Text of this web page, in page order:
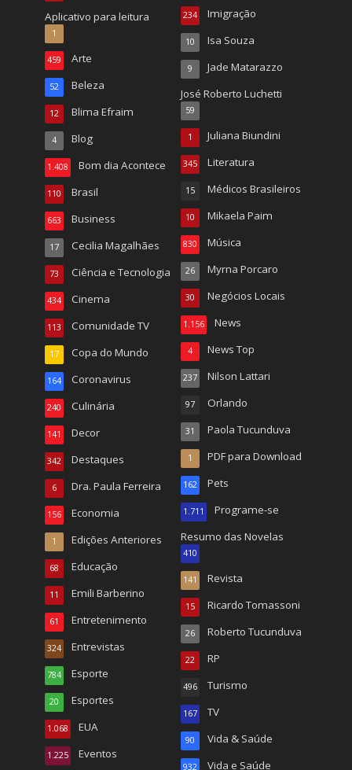
Aplicativo para leitura
1
Arte
459
Beleza
52
Blima Efraim
12
Blog
4
Bom dia Acontece
1.408
Brasil
110
Business
663
Cecilia Magalhães
17
Ciência e Tecnologia
73
Cinema
434
Comunidade TV
113
Copa do Mundo
17
Coronavirus
164
Culinária
240
Decor
141
Destaques
342
Dra. Paula Ferreira
6
Economia
156
Edições Anteriores
1
Educação
68
Emili Barberino
11
Entretenimento
61
Entrevistas
324
Esporte
784
Esportes
20
EUA
1.068
Eventos
1.225
Imigração
234
Isa Souza
10
Jade Matarazzo
9
José Roberto Luchetti
59
Juliana Biundini
1
Literatura
345
Médicos Brasileiros
15
Mikaela Paim
10
Música
830
Myrna Porcaro
26
Negócios Locais
30
News
1.156
News Top
4
Nilson Lattari
237
Orlando
97
Paola Tucunduva
31
PDF para Download
1
Pets
162
Programe-se
1.711
Resumo das Novelas
410
Revista
141
Ricardo Tomassoni
15
Roberto Tucunduva
26
RP
22
Turismo
496
TV
167
Vida & Saúde
90
Vida e Saúde
932